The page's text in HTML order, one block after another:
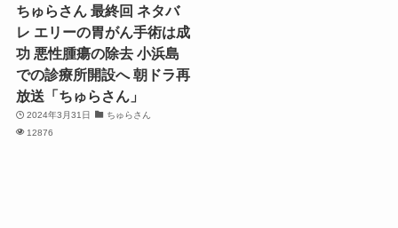
ちゅらさん 最終回 ネタバ
レ エリーの胃がん手術は成
功 悪性腫瘍の除去 小浜島
での診療所開設へ 朝ドラ再
放送「ちゅらさん」
2024年3月31日
ちゅらさん
12876